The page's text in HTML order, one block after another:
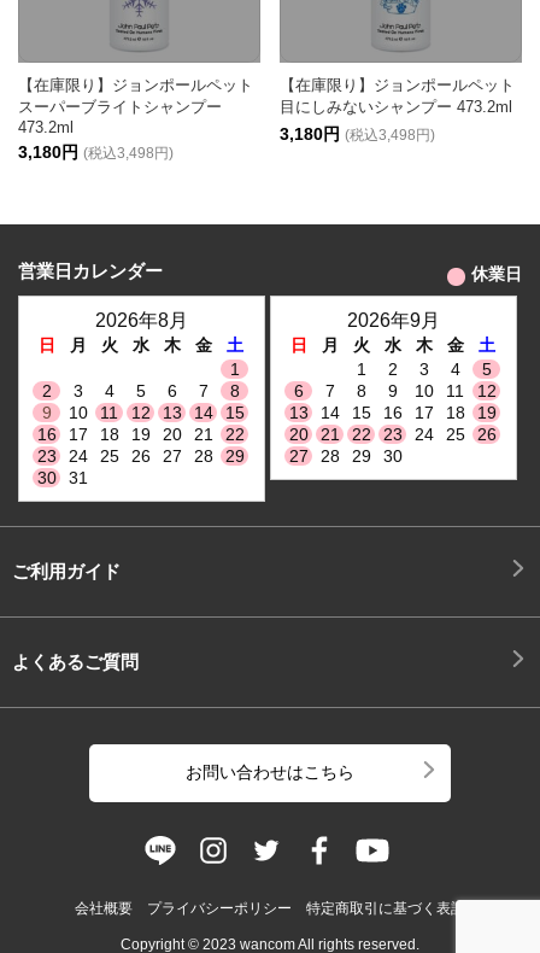
【在庫限り】ジョンポールペット
スーパーブライトシャンプー
473.2ml
3,180円 (税込3,498円)
【在庫限り】ジョンポールペット
目にしみないシャンプー 473.2ml
3,180円 (税込3,498円)
営業日カレンダー 休業日
2026年8月
日 月 火 水 木 金
土
1
2
3 4 5 6 7
8
9
10 11 12 13 14
15
16
17 18 19 20 21
22
23
24 25 26 27 28
29
30
31
2026年9月
日 月 火 水 木 金
土
1
2 3 4
5
6
7 8 9 10 11
12
13
14 15 16 17 18
19
20
21 22 23 24 25
26
27
28 29 30
ご利用ガイド
よくあるご質問
お問い合わせはこちら
会社概要 プライバシーポリシー 特定商取引に基づく表記
Copyright © 2023 wancom All rights reserved.